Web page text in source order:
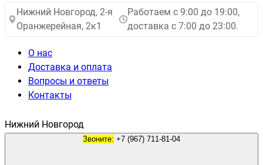
Нижний Новгород, 2-я
Оранжерейная, 2к1
Работаем с 9:00 до 19:00,
доставка с 7:00 до 23:00.
О нас
Доставка и оплата
Вопросы и ответы
Контакты
Нижний Новгород
Звоните: